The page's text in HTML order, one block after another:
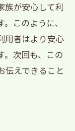
族が安心して利
このように、
用者はより安心
。次回も、この
伝えできること